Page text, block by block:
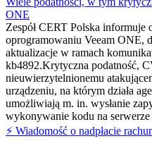
ONE
Zespół CERT Polska informuje
oprogramowaniu Veeam ONE,
aktualizacje w ramach
kb4892.Krytyczna podatność,
nieuwierzytelnionemu
urządzeniu, na którym działa
umożliwiają m. in. wysłanie
wykonywanie kodu na
⚡ Wiadomość o nadpłacie